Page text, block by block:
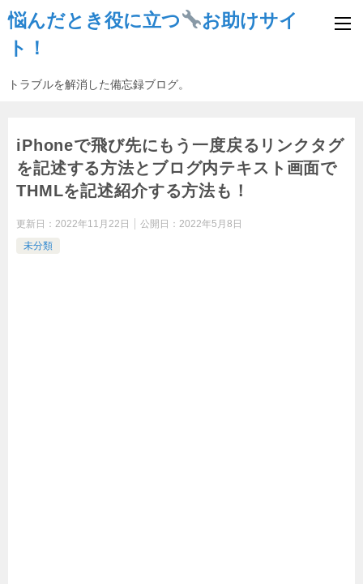
悩んだとき役に立つ
お助けサイ
ト！
トラブルを解消した備忘録ブログ。
iPhoneで飛び先にもう一度戻るリンクタグ
を記述する方法とブログ内テキスト画面で
THMLを記述紹介する方法も！
更新日： 2022年11月22日 公開日： 2022年5月8日
未分類